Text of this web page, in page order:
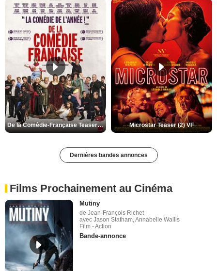
De la Comédie-Française Teaser (3) VF Microstar Teaser (2) VF
Dernières bandes annonces
Films Prochainement au Cinéma
Mutiny
de Jean-François Richet
avec Jason Statham, Annabelle Wallis
Film - Action
Bande-annonce